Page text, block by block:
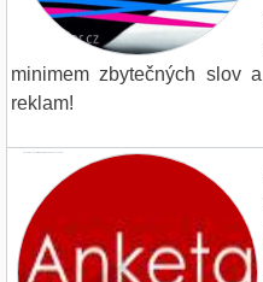
minimem zbytečných slov
reklam!